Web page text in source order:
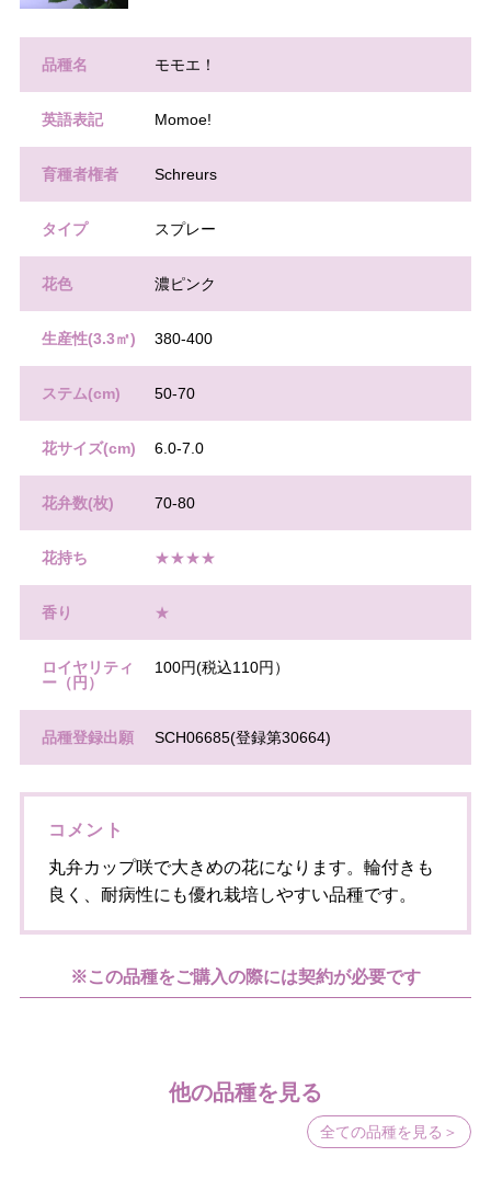
品種名 モモエ！
英語表記 Momoe!
育種者権者 Schreurs
タイプ スプレー
花色 濃ピンク
生産性(3.3㎡) 380-400
ステム(cm) 50-70
花サイズ(cm) 6.0-7.0
花弁数(枚) 70-80
花持ち ★★★★
香り ★
ロイヤリティ
ー（円）
100円(税込110円）
品種登録出願 SCH06685(登録第30664)
コメント
丸弁カップ咲で大きめの花になります。輪付きも
良く、耐病性にも優れ栽培しやすい品種です。
※この品種をご購入の際には契約が必要です
他の品種を見る
全ての品種を見る＞